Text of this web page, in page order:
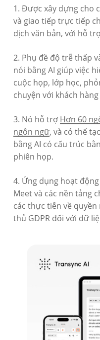
1. Được xây dựng cho
và giao tiếp trực tiếp
dịch văn bản, với hỗ
2. Phụ đề độ trễ thấp
nói bằng AI giúp việc
cuộc họp, lớp học,
chuyện với khách
3. Nó hỗ trợ Hơn 60
ngôn ngữ, và có thể
bằng AI có cấu trúc
phiên họp.
4. Ứng dụng hoạt
Meet và các nền tảng
các thực tiễn về
thủ GDPR đối với dữ